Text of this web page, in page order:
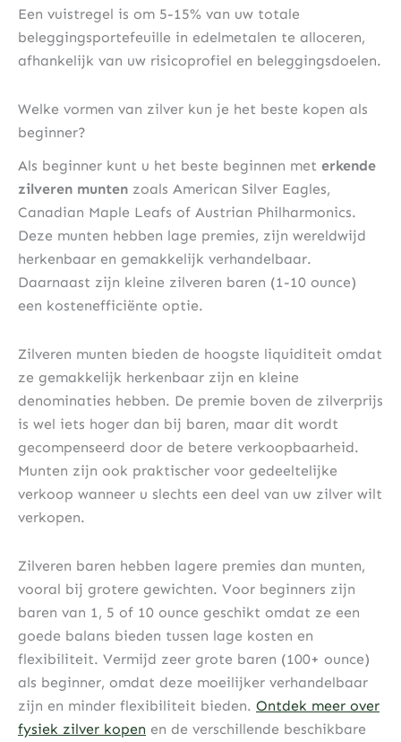
Een vuistregel is om 5-15% van uw totale
beleggingsportefeuille in edelmetalen te alloceren,
afhankelijk van uw risicoprofiel en beleggingsdoelen.
Welke vormen van zilver kun je het beste kopen als
beginner?
Als beginner kunt u het beste beginnen met erkende
zilveren munten zoals American Silver Eagles,
Canadian Maple Leafs of Austrian Philharmonics.
Deze munten hebben lage premies, zijn wereldwijd
herkenbaar en gemakkelijk verhandelbaar.
Daarnaast zijn kleine zilveren baren (1-10 ounce)
een kostenefficiënte optie.
Zilveren munten bieden de hoogste liquiditeit omdat
ze gemakkelijk herkenbaar zijn en kleine
denominaties hebben. De premie boven de zilverprijs
is wel iets hoger dan bij baren, maar dit wordt
gecompenseerd door de betere verkoopbaarheid.
Munten zijn ook praktischer voor gedeeltelijke
verkoop wanneer u slechts een deel van uw zilver wilt
verkopen.
Zilveren baren hebben lagere premies dan munten,
vooral bij grotere gewichten. Voor beginners zijn
baren van 1, 5 of 10 ounce geschikt omdat ze een
goede balans bieden tussen lage kosten en
flexibiliteit. Vermijd zeer grote baren (100+ ounce)
als beginner, omdat deze moeilijker verhandelbaar
zijn en minder flexibiliteit bieden. Ontdek meer over
fysiek zilver kopen en de verschillende beschikbare